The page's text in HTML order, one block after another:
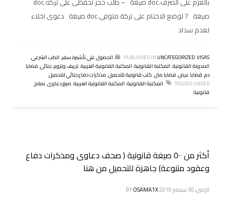
أكثر من ١٠٠٠ صيغة قانونية ( صحيفة دعوى _ نموذج عقد _
مذكرة دفاع جنائية ومدنية ) جاهزة للتحميل بصيغة وورد
القابلة للتعديل
الإثنين, 30 سبتمبر 2019 BYOSAMA1X
يمكنك الآن تحميل أكثر من ١٠٠٠ صيغة قانونية لدعاوى ومذكرات دفاع
وعقود متنوعة من هنا الاطلاع على الصيغ وتحميلها إضغط من هنا
لعدم سداد
الحصول على تأشيرة سفر
المدونة القانونية
المكتبة القانونية المكتبة القانونية العربية
دم,قضايا عرض,قضايا مال,كتب قانونية للتحميل